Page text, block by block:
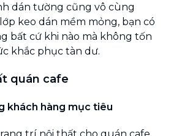
dán tường cũng vô cùng
keo dán mềm mỏng, bạn có
bất cứ khi nào mà không tốn
khắc phục tàn dư.
quán cafe
khách hàng mục tiêu
trí nội thất cho quán cafe,